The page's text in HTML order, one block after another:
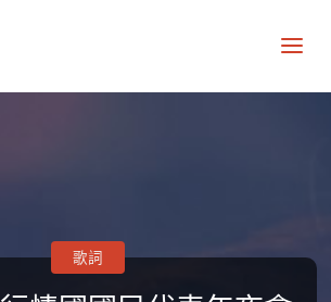
歌詞